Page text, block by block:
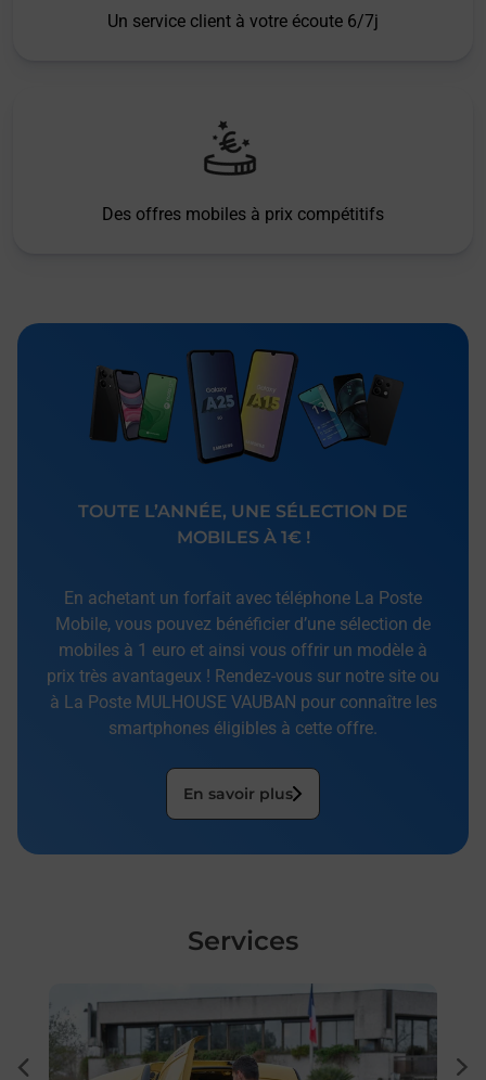
Un service client à votre écoute 6/7j
Des offres mobiles à prix compétitifs
TOUTE L’ANNÉE, UNE SÉLECTION DE
MOBILES À 1€ !
En achetant un forfait avec téléphone La Poste
Mobile, vous pouvez bénéficier d’une sélection de
mobiles à 1 euro et ainsi vous offrir un modèle à
prix très avantageux ! Rendez-vous sur notre site ou
à La Poste MULHOUSE VAUBAN pour connaître les
smartphones éligibles à cette offre.
En savoir plus
Services